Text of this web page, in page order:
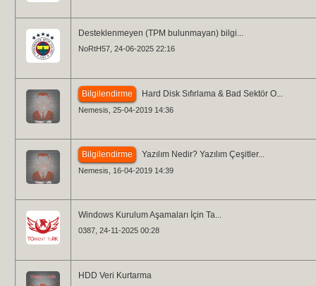
Desteklenmeyen (TPM bulunmayan) bilgi...
NoRtH57 , 24-06-2025 22:16
Bilgilendirme Hard Disk Sıfırlama & Bad Sektör O...
Nemesis , 25-04-2019 14:36
Bilgilendirme Yazılım Nedir? Yazılım Çeşitler...
Nemesis , 16-04-2019 14:39
Windows Kurulum Aşamaları İçin Ta...
0387 , 24-11-2025 00:28
HDD Veri Kurtarma